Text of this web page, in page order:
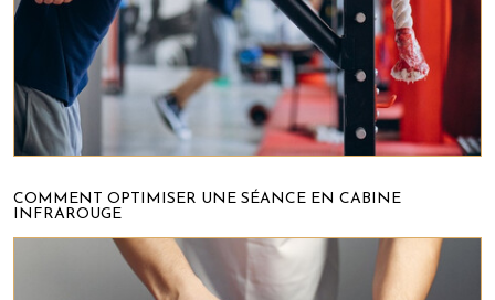
COMMENT OPTIMISER UNE SÉANCE EN CABINE
INFRAROUGE